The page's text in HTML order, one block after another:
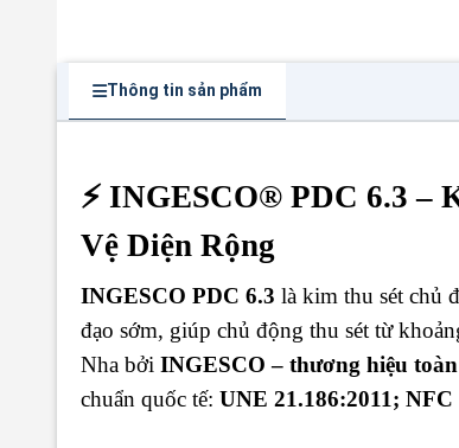
Thông tin sản phẩm
⚡ INGESCO® PDC 6.3 –
Vệ Diện Rộng
INGESCO PDC 6.3 là kim thu sét chủ
đạo sớm, giúp chủ động thu sét từ
Nha bởi INGESCO – thương hiệu toàn
chuẩn quốc tế: UNE 21.186:2011; NFC